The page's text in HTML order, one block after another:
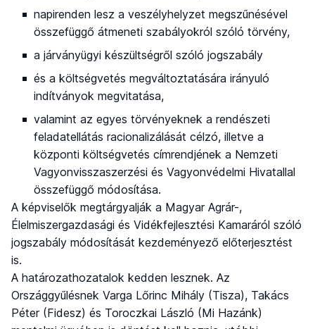
napirenden lesz a veszélyhelyzet megszűnésével
összefüggő átmeneti szabályokról szóló törvény,
a járványügyi készültségről szóló jogszabály
és a költségvetés megváltoztatására irányuló
indítványok megvitatása,
valamint az egyes törvényeknek a rendészeti
feladatellátás racionalizálását célzó, illetve a
központi költségvetés címrendjének a Nemzeti
Vagyonvisszaszerzési és Vagyonvédelmi Hivatallal
összefüggő módosítása.
A képviselők megtárgyalják a Magyar Agrár-,
Élelmiszergazdasági és Vidékfejlesztési Kamaráról szóló
jogszabály módosítását kezdeményező előterjesztést
is.
A határozathozatalok kedden lesznek. Az
Országgyűlésnek Varga Lőrinc Mihály (Tisza), Takács
Péter (Fidesz) és Toroczkai László (Mi Hazánk)